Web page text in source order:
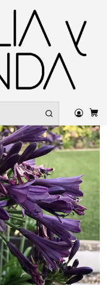
Bulbos y Geófitas